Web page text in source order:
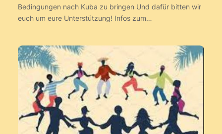
Bedingungen nach Kuba zu bringen Und dafür bitten wir
euch um eure Unterstützung! Infos zum…